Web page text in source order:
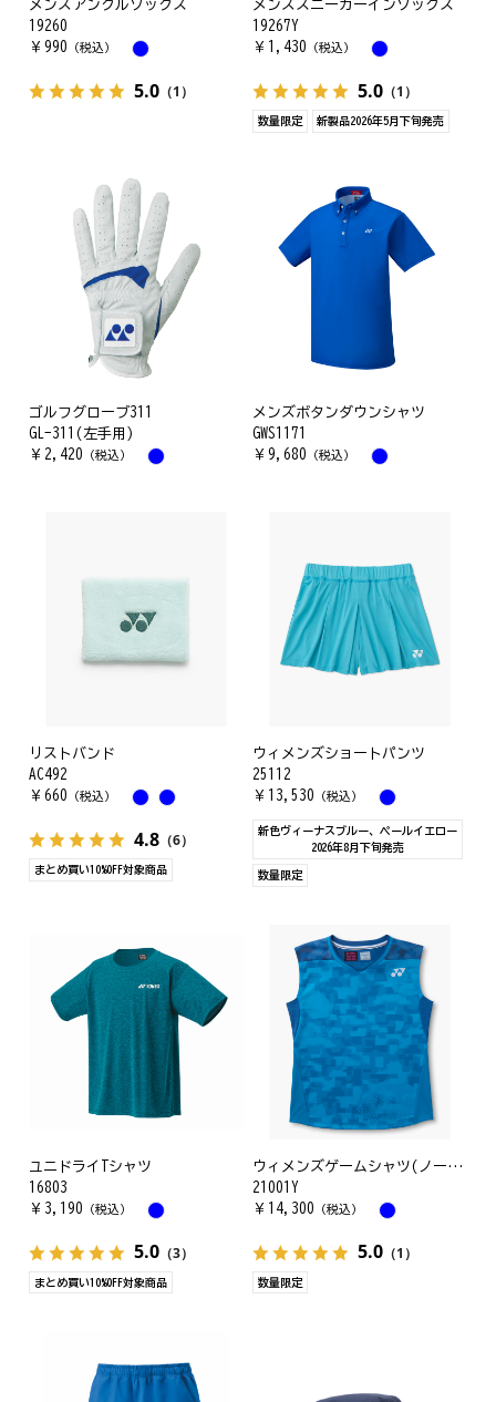
メンズアンクルソックス
19260
￥ 990 （税込）
5.0 （1）
メンズスニーカーインソックス
19267Y
￥ 1,430 （税込）
5.0（1）
数量限定 新製品2026年5月下旬発売
ゴルフグローブ311
GL-311(左手用)
￥ 2,420 （税込）
メンズボタンダウンシャツ
GWS1171
￥ 9,680 （税込）
リストバンド
AC492
￥ 660 （税込）
4.8 （6）
まとめ買い10%OFF対象商品
ウィメンズショートパンツ
25112
￥ 13,530 （税込）
新色ヴィーナスブルー、ペールイエロー
2026年8月下旬発売
数量限定
ユニドライTシャツ
16803
￥ 3,190 （税込）
5.0 （3）
まとめ買い10%OFF対象商品
ウィメンズゲームシャツ(ノースリーブ)
21001Y
￥ 14,300 （税込）
5.0（1）
数量限定